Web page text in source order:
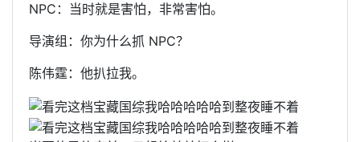
NPC：当时就是害怕，非常害怕。
导演组：你为什么抓 NPC？
陈伟霆：他扒拉我。